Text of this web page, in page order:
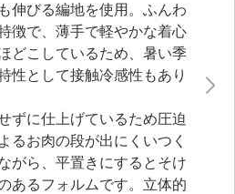
伸びる編地を使用。ふんわ
徴で、薄手で軽やかな着心
どこしているため、暑い季
性として接触冷感性もあり
ずに仕上げているため圧迫
るお肉の段が出にくいつく
がら、平置きにするとそけ
あるフォルムです。立体的